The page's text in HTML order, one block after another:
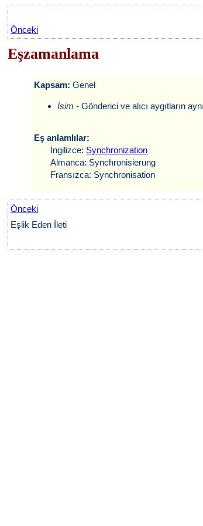
Önceki
Eşzamanlama
Kapsam:Genel
İsim - Gönderici ve alıcı aygıtların
Eş anlamlılar:
İngilizce: Synchronization
Almanca: Synchronisierung
Fransızca: Synchronisation
Önceki
Eşlik Eden İleti